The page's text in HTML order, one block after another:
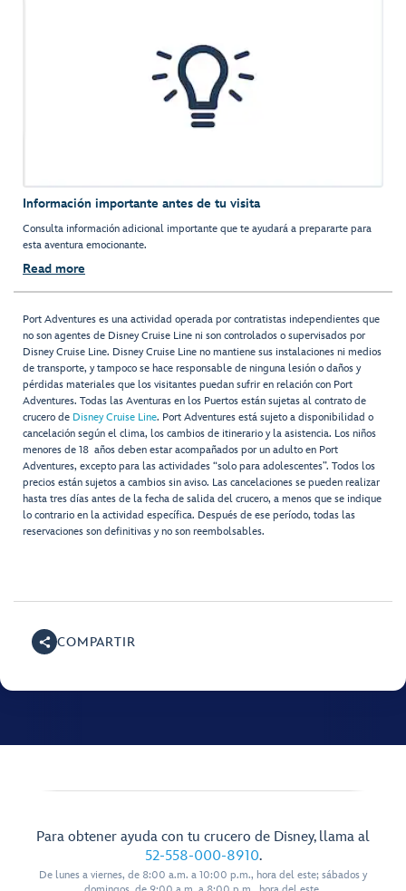
Información importante antes de tu visita
Consulta información adicional importante que te ayudará a prepararte para
esta aventura emocionante.
Read more
Port Adventures es una actividad operada por contratistas independientes que
no son agentes de Disney Cruise Line ni son controlados o supervisados por
Disney Cruise Line. Disney Cruise Line no mantiene sus instalaciones ni medios
de transporte, y tampoco se hace responsable de ninguna lesión o daños y
pérdidas materiales que los visitantes puedan sufrir en relación con Port
Adventures. Todas las Aventuras en los Puertos están sujetas al contrato de
crucero de Disney Cruise Line. Port Adventures está sujeto a disponibilidad o
cancelación según el clima, los cambios de itinerario y la asistencia. Los niños
menores de 18 años deben estar acompañados por un adulto en Port
Adventures, excepto para las actividades “solo para adolescentes”. Todos los
precios están sujetos a cambios sin aviso. Las cancelaciones se pueden realizar
hasta tres días antes de la fecha de salida del crucero, a menos que se indique
lo contrario en la actividad específica. Después de ese período, todas las
reservaciones son definitivas y no son reembolsables.
COMPARTIR
Para obtener ayuda con tu crucero de Disney, llama al
52-558-000-8910.
De lunes a viernes, de 8:00 a.m. a 10:00 p.m., hora del este; sábados y